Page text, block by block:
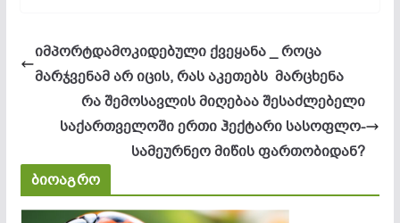
იმპორტდამოკიდებული ქვეყანა _ როცა
მარჯვენამ არ იცის, რას აკეთებს მარცხენა
რა შემოსავლის მიღებაა შესაძლებელი
საქართველოში ერთი ჰექტარი სასოფლო-
სამეურნეო მიწის ფართობიდან?
ბიოაგრო